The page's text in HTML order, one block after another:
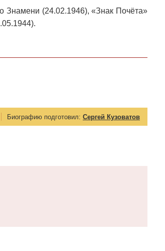
Знамени (24.02.1946), «Знак Почёта»
Биографию подготовил: Сергей Кузоватов